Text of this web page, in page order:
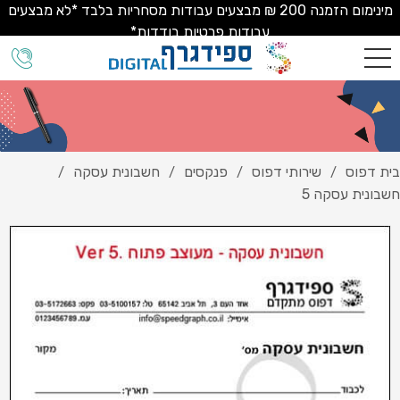
מינימום הזמנה 200 ₪ מבצעים עבודות מסחריות בלבד *לא מבצעים
עבודות פרטיות בודדות*
בית דפוס / שירותי דפוס / פנקסים / חשבונית עסקה /
חשבונית עסקה 5